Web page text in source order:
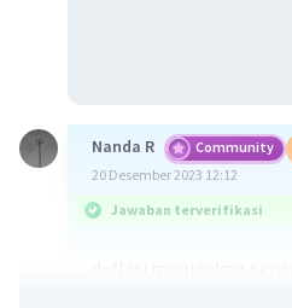
Nanda R Community
20 Desember 2023 12:12
Jawaban terverifikasi